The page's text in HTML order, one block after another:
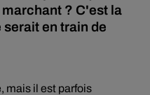
? C'est la
en train de
mais il est parfois